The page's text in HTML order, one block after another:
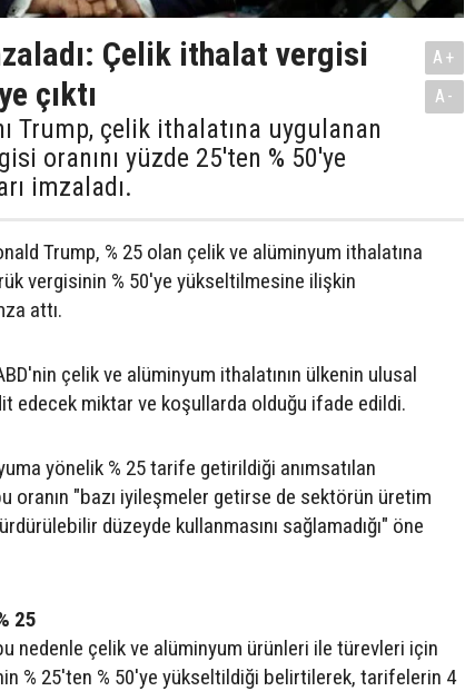
Çelik ithalat vergisi
çıktı
Trump, çelik ithalatına uygulanan
oranını yüzde 25'ten % 50'ye
imzaladı.
A+
A-
Trump, % 25 olan çelik ve alüminyum ithalatına
vergisinin % 50'ye yükseltilmesine ilişkin
attı.
çelik ve alüminyum ithalatının ülkenin ulusal
edecek miktar ve koşullarda olduğu ifade edildi.
yönelik % 25 tarife getirildiği anımsatılan
oranın "bazı iyileşmeler getirse de sektörün üretim
düzeyde kullanmasını sağlamadığı" öne
25
nedenle çelik ve alüminyum ürünleri ile türevleri için
% 25'ten % 50'ye yükseltildiği belirtilerek, tarifelerin 4